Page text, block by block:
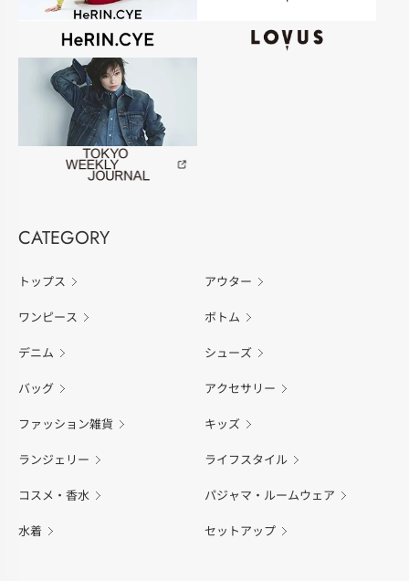
CATEGORY
トップス アウター
ワンピース ボトム
デニム シューズ
バッグ アクセサリー
ファッション雑貨 キッズ
ランジェリー ライフスタイル
コスメ・香水 パジャマ・ルームウェア
水着 セットアップ